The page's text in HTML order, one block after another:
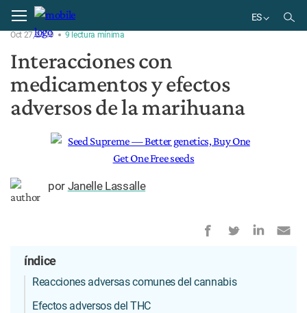
ES
Home Tratamiento
Oct 27, 2019 9 lectura mínima
Interacciones con
medicamentos y efectos
adversos de la marihuana
por Janelle Lassalle
índice
Reacciones adversas comunes del cannabis
Efectos adversos del THC